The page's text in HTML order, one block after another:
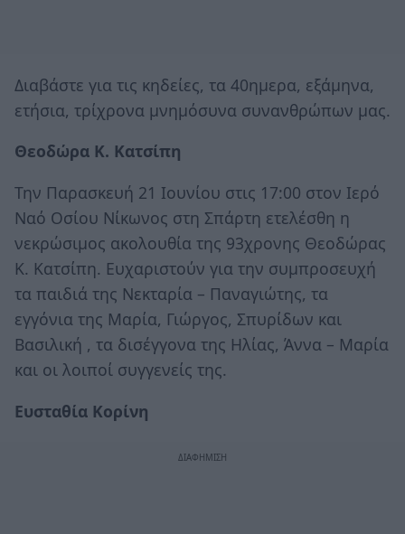
Διαβάστε για τις κηδείες, τα 40ημερα, εξάμηνα,
ετήσια, τρίχρονα μνημόσυνα συνανθρώπων μας.
Θεοδώρα Κ. Κατσίπη
Την Παρασκευή 21 Ιουνίου στις 17:00 στον Ιερό
Ναό Οσίου Νίκωνος στη Σπάρτη ετελέσθη η
νεκρώσιμος ακολουθία της 93χρονης Θεοδώρας
Κ. Κατσίπη. Ευχαριστούν για την συμπροσευχή
τα παιδιά της Νεκταρία – Παναγιώτης, τα
εγγόνια της Μαρία, Γιώργος, Σπυρίδων και
Βασιλική , τα δισέγγονα της Ηλίας, Άννα – Μαρία
και οι λοιποί συγγενείς της.
Ευσταθία Κορίνη